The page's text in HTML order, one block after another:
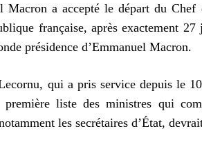
Macron a accepté le départ du
française, après exactement
présidence d’Emmanuel Macron.
qui a pris service depuis le
liste des ministres qui
les secrétaires d’État,